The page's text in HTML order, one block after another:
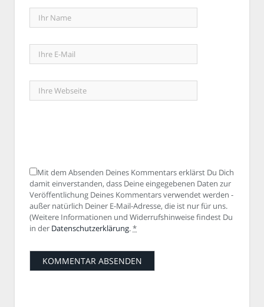
Mit dem Absenden Deines Kommentars erklärst Du Dich
damit einverstanden, dass Deine eingegebenen Daten zur
Veröffentlichung Deines Kommentars verwendet werden -
außer natürlich Deiner E-Mail-Adresse, die ist nur für uns.
(Weitere Informationen und Widerrufshinweise findest Du
in der Datenschutzerklärung.*